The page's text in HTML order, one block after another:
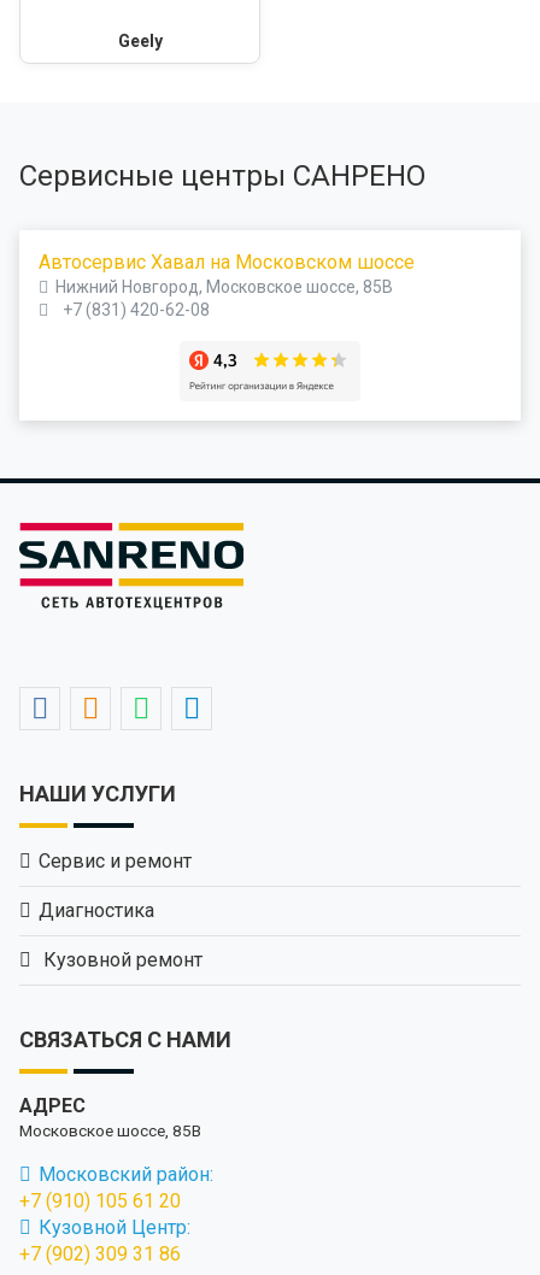
Geely
Сервисные центры САНРЕНО
Автосервис Хавал на Московском шоссе
Нижний Новгород, Московское шоссе, 85В
+7 (831) 420-62-08
НАШИ УСЛУГИ
Сервис и ремонт
Диагностика
Кузовной ремонт
СВЯЗАТЬСЯ С НАМИ
АДРЕС
Московское шоссе, 85В
Московский район:
+7 (910) 105 61 20
Кузовной Центр:
+7 (902) 309 31 86